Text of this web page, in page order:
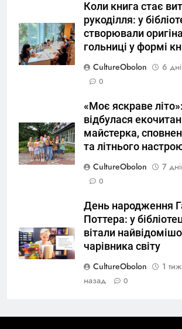
Коли книга стає
рукоділля: у
створювали
гольниці у формі
CultureObolon
6
0
«Моє яскраве літо»:
відбулася
майстерка,
та літнього
CultureObolon
7
0
День народження
Поттера: у
вітали
чарівника світу
CultureObolon
1
назад
0